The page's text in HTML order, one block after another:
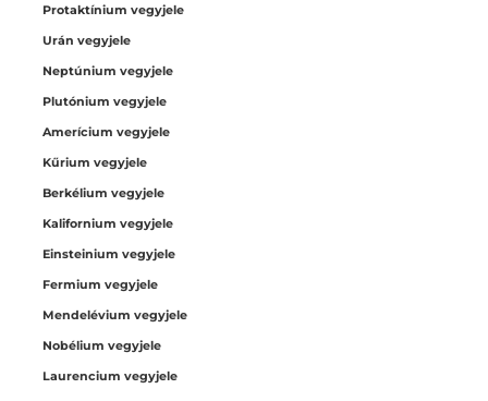
Protaktínium vegyjele
Urán vegyjele
Neptúnium vegyjele
Plutónium vegyjele
Amerícium vegyjele
Kűrium vegyjele
Berkélium vegyjele
Kalifornium vegyjele
Einsteinium vegyjele
Fermium vegyjele
Mendelévium vegyjele
Nobélium vegyjele
Laurencium vegyjele